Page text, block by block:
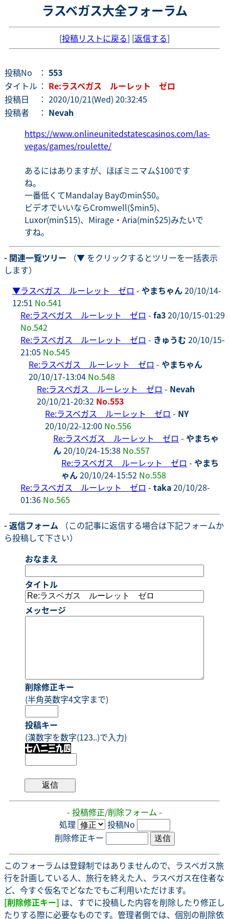
ラスベガス大全フォーラム
[投稿リストに戻る] [返信する]
投稿No ： 553
タイトル ： Re:ラスベガス ルーレット ゼロ
投稿日
： 2020/10/21(Wed) 20:32:45
投稿者
： Nevah
https://www.onlineunitedstatescasinos.com/las-
vegas/games/roulette/
あるにはありますが、ほぼミニマム$100です
ね。
一番低くてMandalay Bayのmin$50。
ビデオでいいならCromwell($min5)、
Luxor(min$15)、Mirage・Aria(min$25)みたいで
すね。
- 関連一覧ツリー （▼ をクリックするとツリーを一括表示
します）
▼ラスベガス ルーレット ゼロ - やまちゃん20/10/14-
12:51 No.541
Re:ラスベガス ルーレット ゼロ - fa320/10/15-01:29
No.542
Re:ラスベガス ルーレット ゼロ - きゅうむ 20/10/15-
21:05 No.545
Re:ラスベガス ルーレット ゼロ - やまちゃん
20/10/17-13:04 No.548
Re:ラスベガス ルーレット ゼロ - Nevah
20/10/21-20:32 No.553
Re:ラスベガス ルーレット ゼロ - NY
20/10/22-12:00 No.556
Re:ラスベガス ルーレット ゼロ - やまちゃ
ん20/10/24-15:38 No.557
Re:ラスベガス ルーレット ゼロ - やまち
ゃん20/10/24-15:52 No.558
Re:ラスベガス ルーレット ゼロ - taka20/10/28-
01:36 No.565
- 返信フォーム （この記事に返信する場合は下記フォームか
ら投稿して下さい）
おなまえ
タイトル
メッセージ
削除修正キー
(半角英数字4文字まで)
投稿キー
(漢数字を数字(123..)で入力)
- 投稿修正/削除フォーム -
処理
投稿No
削除修正キー
このフォーラムは登録制ではありませんので、ラスベガス旅
行を計画している人、旅行を終えた人、ラスベガス在住者な
ど、今すぐ仮名でどなたでもご利用いただけます。
[削除修正キー] は、すでに投稿した内容を削除したり修正し
たりする際に必要なものです。管理者側では、個別の削除依